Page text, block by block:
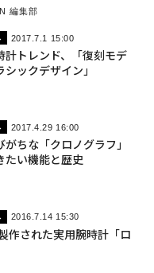
編集部
2017.7.1 15:00
計トレンド、「復刻モデ
ックデザイン」
2017.4.29 16:00
ちな「クロノグラフ」
たい機能と歴史
2016.7.14 15:30
作された実用腕時計「ロ